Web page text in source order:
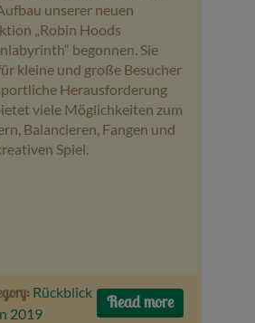
unserer neuen
„Robin Hoods
begonnen. Sie
kleine und große Besucher
Herausforderung
viele Möglichkeiten zum
Balancieren, Fangen und
Spiel.
Read more
Rückblick
2019